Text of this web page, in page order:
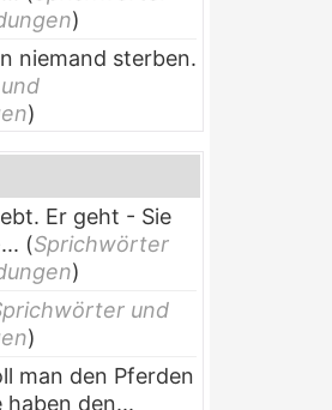
)
niemand sterben.
)
Er geht - Sie
(Sprichwörter
)
und
)
man den Pferden
haben den...